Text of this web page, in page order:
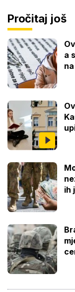
Pročitaj još
a
ih